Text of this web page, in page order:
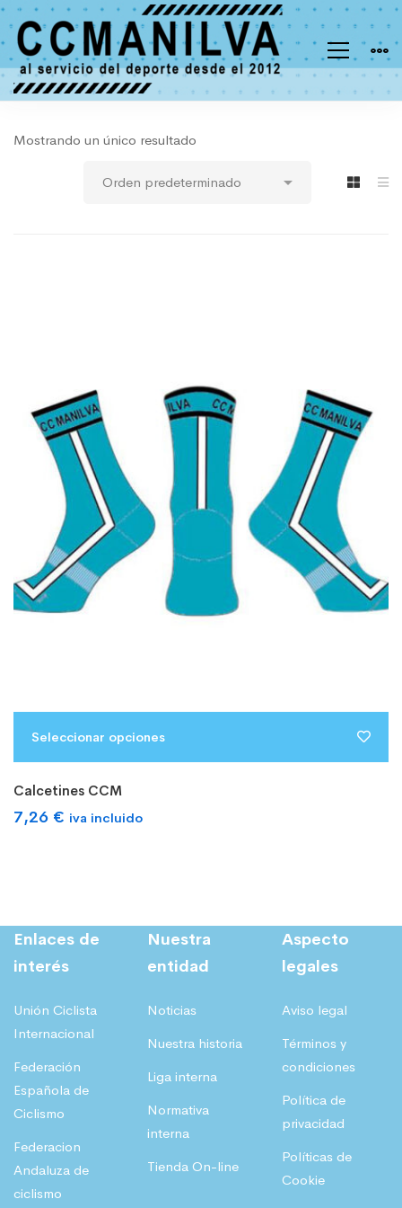
Mostrando un único resultado
Seleccionar opciones
Calcetines CCM
7,26 € iva incluido
Enlaces de
interés
Unión Ciclista
Internacional
Federación
Española de
Ciclismo
Federacion
Andaluza de
ciclismo
Nuestra
entidad
Noticias
Nuestra historia
Liga interna
Normativa
interna
Tienda On-line
Aspecto
legales
Aviso legal
Términos y
condiciones
Política de
privacidad
Políticas de
Cookie